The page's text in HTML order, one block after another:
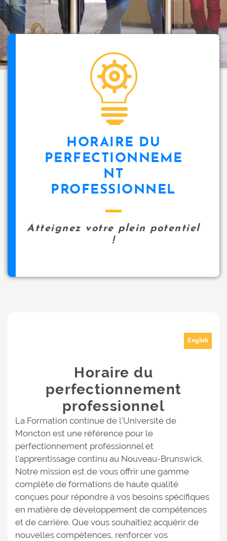
i
p
a
l
HORAIRE DU
PERFECTIONNEME
NT
PROFESSIONNEL
Atteignez votre plein potentiel
!
English
Horaire du
perfectionnement
professionnel
La Formation continue de l'Université de
Moncton est une référence pour le
perfectionnement professionnel et
l'apprentissage continu au Nouveau-Brunswick.
Notre mission est de vous offrir une gamme
complète de formations de haute qualité
conçues pour répondre à vos besoins spécifiques
en matière de développement de compétences
et de carrière. Que vous souhaitiez acquérir de
nouvelles compétences, renforcer vos